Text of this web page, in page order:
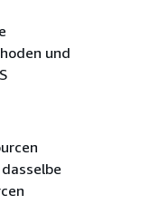
und